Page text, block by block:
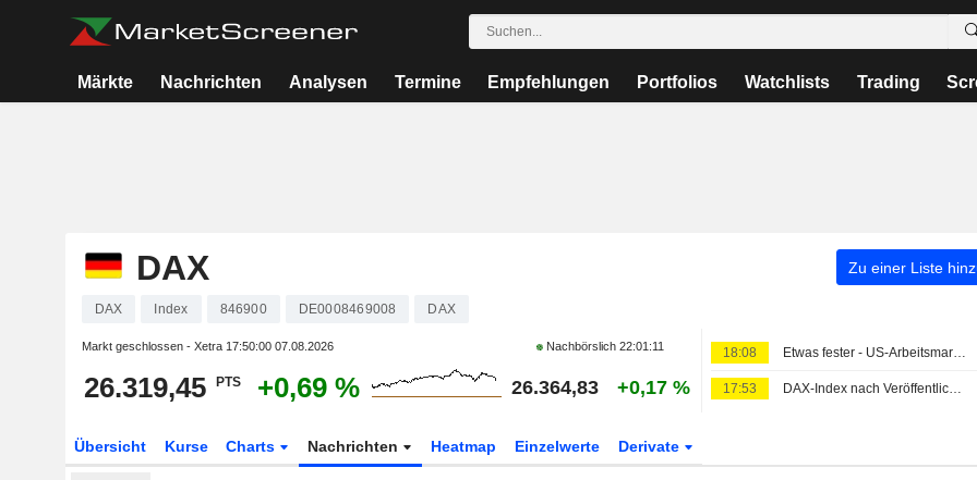
Märkte Nachrichten Analysen Termine Empfehlungen Portfolios Watchlists Trading
DAX Zu einer Liste
DAX Index 846900 DE0008469008 DAX
Markt geschlossen - Xetra 17:50:00 07.08.2026 Nachbörslich22:01:11
26.319,45 PTS +0,69 % 26.364,83 +0,17 %
18:08 Etwas fester - US-Arbeitsmarktbericht lindert Zinssorgen
17:53 DAX-Index nach Veröffentlichung deutscher Industrie- und Handelsdaten fester
Übersicht Kurse Charts Nachrichten Heatmap Einzelwerte Derivate